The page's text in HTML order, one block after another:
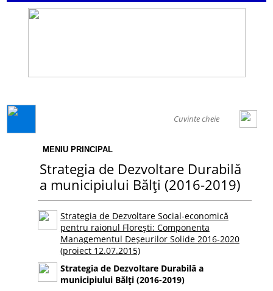
MENIU PRINCIPAL
Strategia de Dezvoltare Durabilă
a municipiului Bălţi (2016-2019)
Strategia de Dezvoltare Social-economică
pentru raionul Florești: Componenta
Managementul Deșeurilor Solide 2016-2020
(proiect 12.07.2015)
Strategia de Dezvoltare Durabilă a
municipiului Bălţi (2016-2019)